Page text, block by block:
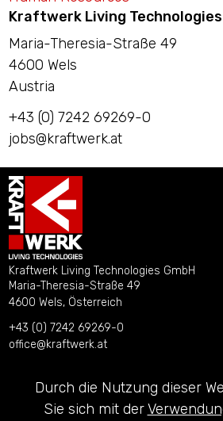
Kraftwerk Living Technologies
Maria-Theresia-Straße 49
4600 Wels
Austria
+43 (0) 7242 69269-0
jobs@kraftwerk.at
Kraftwerk Living Technologies GmbH
Maria-Theresia-Straße 49
4600 Wels, Österreich
+43 (0) 7242 69269-0
office@kraftwerk.at
Impressum
Datenschutzerklärung
Durch die Nutzung dieser
Sie sich mit der